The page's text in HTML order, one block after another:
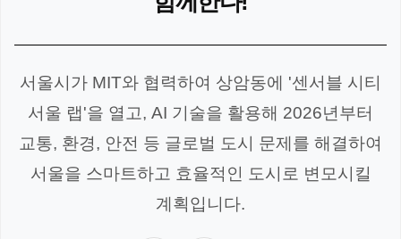
서울시가 MIT와 협력하여 상암동에 '센서블 시티
서울 랩'을 열고, AI 기술을 활용해 2026년부터
교통, 환경, 안전 등 글로벌 도시 문제를 해결하여
서울을 스마트하고 효율적인 도시로 변모시킬
계획입니다.